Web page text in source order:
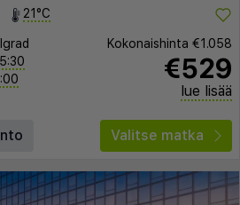
21°C
Kokonaishinta €1.058
€529
lue lisää
Valitse matka